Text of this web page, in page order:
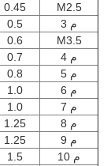
M2.5
0.45
م 3
0.5
M3.5
0.6
م 4
0.7
م 5
0.8
م 6
1.0
م 7
1.0
م 8
1.25
م 9
1.25
م 10
1.5